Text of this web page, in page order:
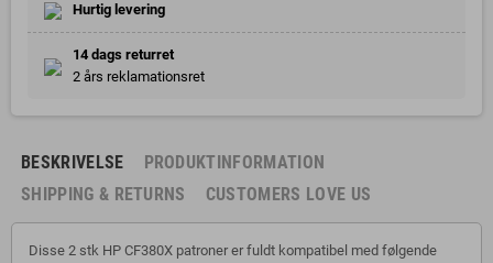
Hurtig levering
14 dags returret
2 års reklamationsret
BESKRIVELSE
PRODUKTINFORMATION
SHIPPING & RETURNS
CUSTOMERS LOVE US
Disse 2 stk HP CF380X patroner er fuldt kompatibel med følgende